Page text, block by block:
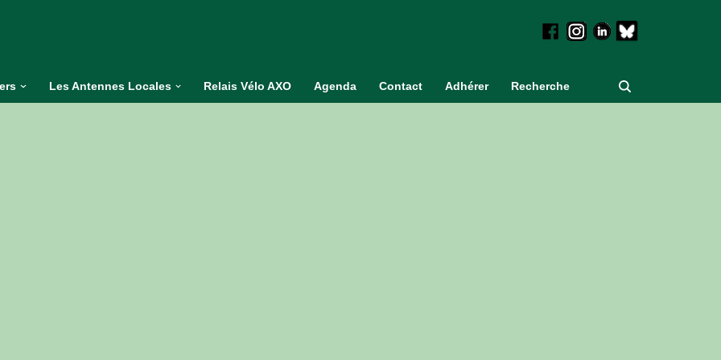
Les Antennes Locales Relais Vélo AXO Agenda Contact Adhérer Recherche